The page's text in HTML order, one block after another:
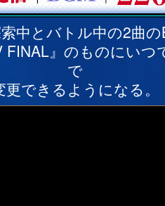
中とバトル中の2曲
FINAL』のものにい
で
更できるようになる。